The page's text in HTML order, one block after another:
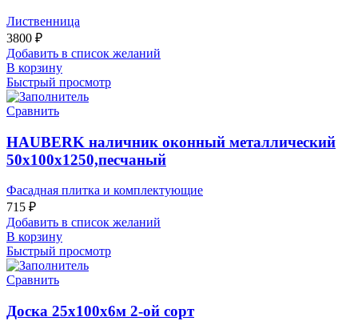
Лиственница
3800 ₽
Добавить в список желаний
В корзину
Быстрый просмотр
Сравнить
HAUBERK наличник оконный металлический
50х100х1250,песчаный
Фасадная плитка и комплектующие
715 ₽
Добавить в список желаний
В корзину
Быстрый просмотр
Сравнить
Доска 25х100х6м 2-ой сорт